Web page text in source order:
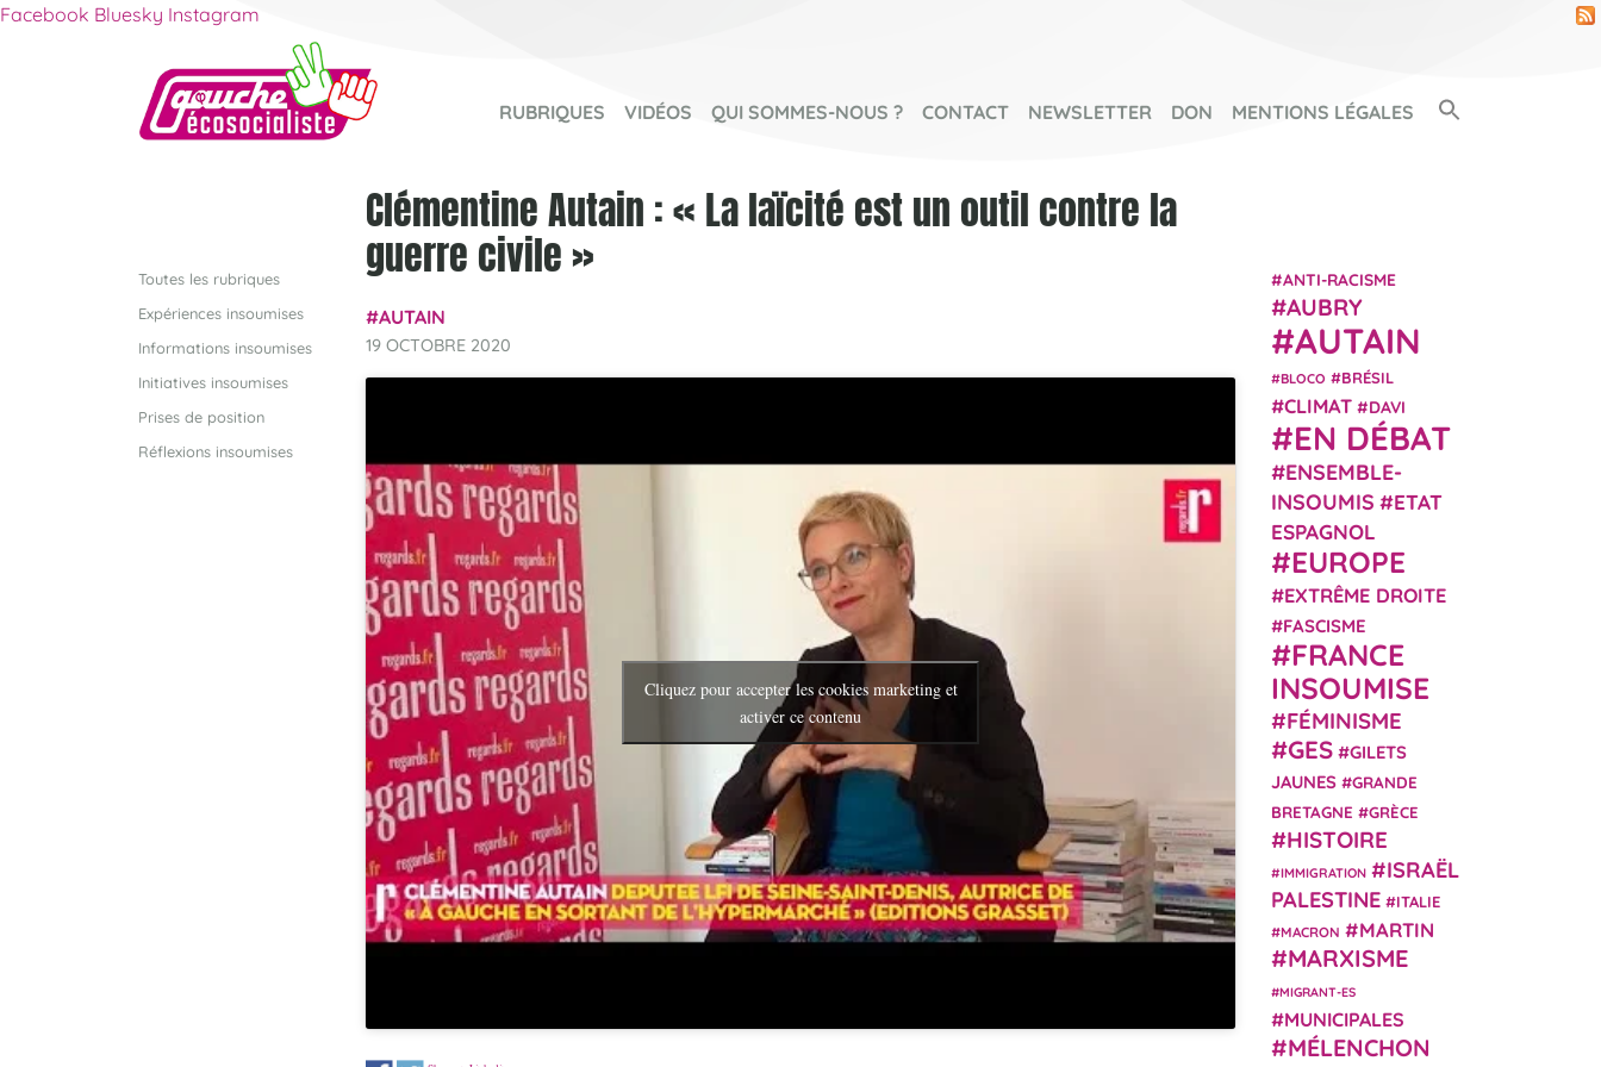
Facebook Bluesky Instagram
RUBRIQUES VIDÉOS QUI SOMMES-NOUS ? CONTACT NEWSLETTER DON MENTIONS LÉGALES
Toutes les rubriques
Expériences insoumises
Informations insoumises
Initiatives insoumises
Prises de position
Réflexions insoumises
Clémentine Autain : « La laïcité est un outil contre la
guerre civile »
AUTAIN
19 OCTOBRE 2020
Cliquez pour accepter les cookies marketing et
activer ce contenu
ANTI-RACISME
AUBRY
AUTAIN
BLOCO BRÉSIL
CLIMAT DAVI
EN DÉBAT
ENSEMBLE-
INSOUMIS
ETAT
ESPAGNOL
EUROPE
EXTRÊME DROITE
FASCISME
FRANCE
INSOUMISE
FÉMINISME
GES
GILETS
JAUNES
GRANDE
BRETAGNE
GRÈCE
HISTOIRE
IMMIGRATION
ISRAËL
PALESTINE
ITALIE
MACRON MARTIN
MARXISME
MIGRANT-ES
MUNICIPALES
MÉLENCHON